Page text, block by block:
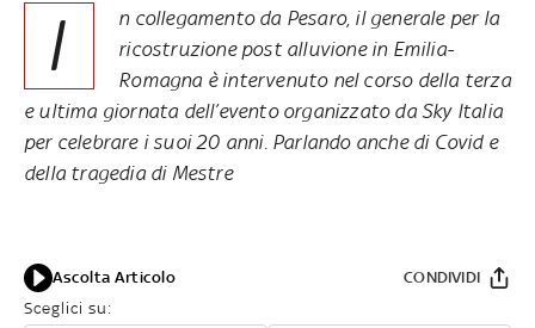
I
n collegamento da Pesaro, il generale per la
ricostruzione post alluvione in Emilia-
Romagna è intervenuto nel corso della terza
e ultima giornata dell’evento organizzato da Sky Italia
per celebrare i suoi 20 anni. Parlando anche di Covid e
della tragedia di Mestre
Ascolta Articolo
Sceglici su:
CONDIVIDI